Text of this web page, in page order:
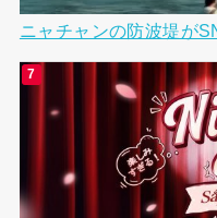
ニャチャンの防波堤が